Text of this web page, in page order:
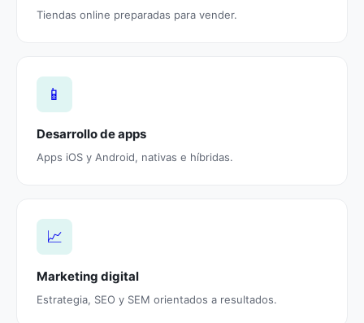
Tiendas online preparadas para vender.
📱
Desarrollo de apps
Apps iOS y Android, nativas e híbridas.
📈
Marketing digital
Estrategia, SEO y SEM orientados a resultados.